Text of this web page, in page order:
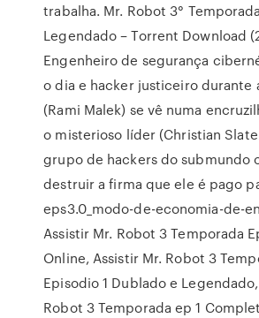
trabalha. Mr. Robot 3°
Legendado – Torrent Download
Engenheiro de segurança
o dia e hacker justiceiro durante
(Rami Malek) se vê numa
o misterioso líder (Christian
grupo de hackers do submundo
destruir a firma que ele é pago
eps3.0_modo-de-economia-de-
Assistir Mr. Robot 3 Temporada
Online, Assistir Mr. Robot 3
Episodio 1 Dublado e
Robot 3 Temporada ep 1